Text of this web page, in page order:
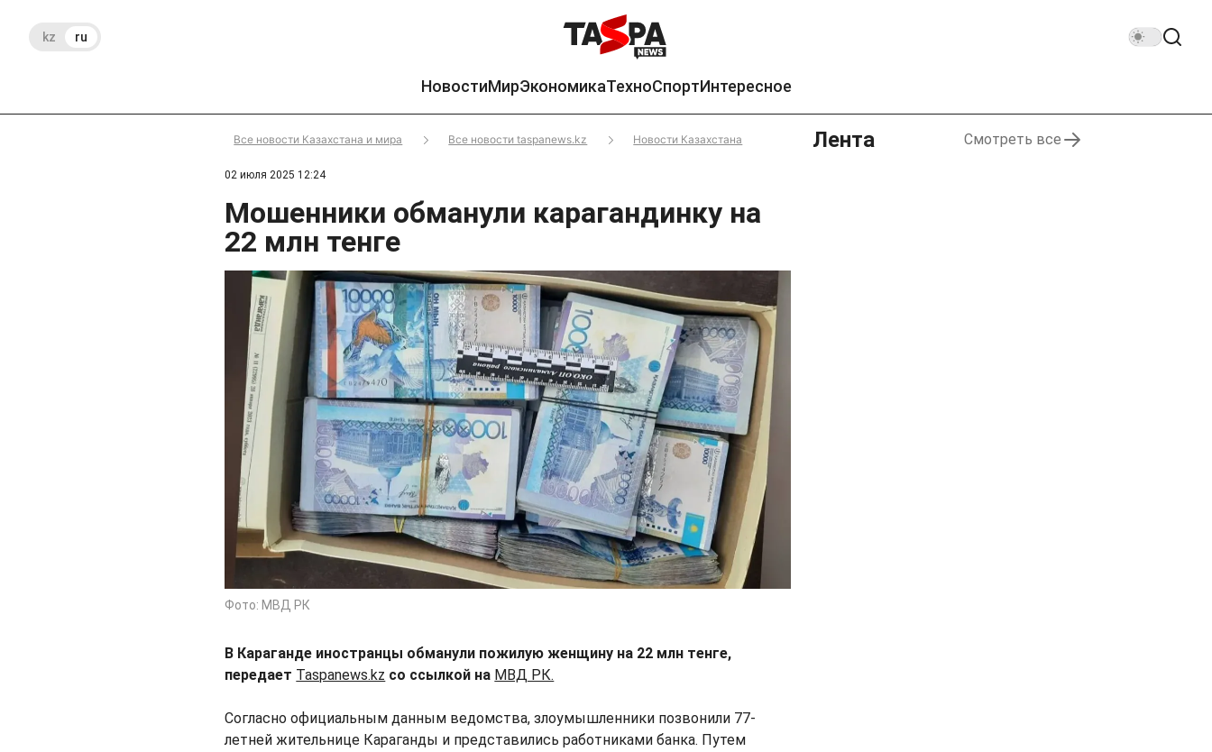
kz ru
НовостиМирЭкономикаТехноСпортИнтересное
Все новости Казахстана и мира Все новости taspanews.kz Новости Казахстана
02 июля 2025 12:24
Мошенники обманули карагандинку на
22 млн тенге
Фото: МВД РК
В Караганде иностранцы обманули пожилую женщину на 22 млн тенге,
передает Taspanews.kz со ссылкой на МВД РК.
Согласно официальным данным ведомства, злоумышленники позвонили 77-
летней жительнице Караганды и представились работниками банка. Путем
Лента Смотреть все